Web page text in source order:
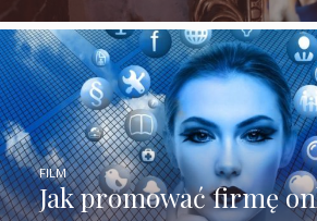
Jak promować firmę
FILM